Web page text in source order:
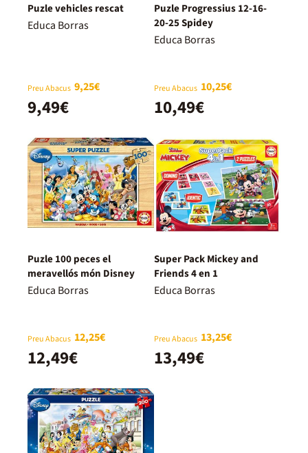
Puzle vehicles rescat
Educa Borras
Preu Abacus 9,25€
9,49€
Puzle Progressius 12-16-
20-25 Spidey
Educa Borras
Preu Abacus 10,25€
10,49€
Puzle 100 peces el
meravellós món Disney
Educa Borras
Preu Abacus 12,25€
12,49€
Super Pack Mickey and
Friends 4 en 1
Educa Borras
Preu Abacus 13,25€
13,49€